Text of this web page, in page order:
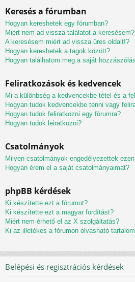
Keresés a fórumban
Hogyan kereshetek egy fórumban?
Miért nem ad vissza találatot a keresésem?
A keresésem miért ad vissza üres oldalt!?
Hogyan kereshetek a tagok között?
Hogyan találhatom meg a saját
Feliratkozások és kedvencek
Mi a különbség a kedvencekbe tétel és a
Hogyan tudok kedvencekbe tenni vagy
Hogyan tudok feliratkozni egy fórumra?
Hogyan tudok leiratkozni?
Csatolmányok
Milyen csatolmányok engedélyezettek
Hogyan érem el a saját csatolmányaimat?
phpBB kérdések
Ki készítette ezt a fórumot?
Ki készítette ezt a magyar fordítást?
Miért nem érhető el az X szolgáltatás?
Ki az illetékes a fórumon olvasható
Belépési és regisztrációs kérdések